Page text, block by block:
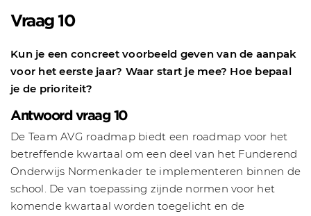
Vraag 10
Kun je een concreet voorbeeld geven van de aanpak
voor het eerste jaar? Waar start je mee? Hoe bepaal
je de prioriteit?
Antwoord vraag 10
De Team AVG roadmap biedt een roadmap voor het
betreffende kwartaal om een deel van het Funderend
Onderwijs Normenkader te implementeren binnen de
school. De van toepassing zijnde normen voor het
komende kwartaal worden toegelicht en de